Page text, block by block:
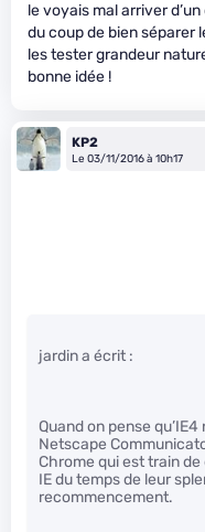
le voyais mal arriver
du coup de bien séparer
les tester grandeur
bonne idée !
KP2
Le 03/11/2016 à 10h17
jardin a écrit :
Quand on pense
Netscape
Chrome qui est train
IE du temps de leur
recommencement.